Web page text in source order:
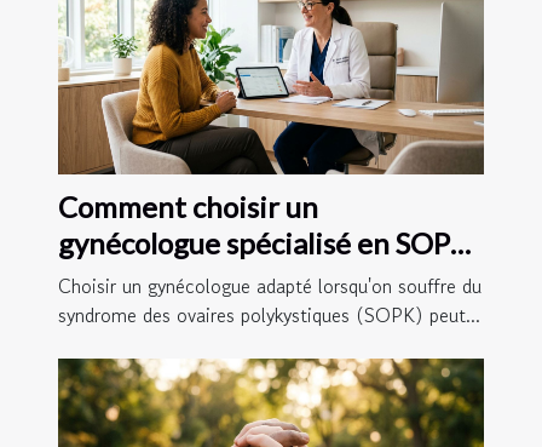
Comment choisir un
gynécologue spécialisé en SOPK
?
Choisir un gynécologue adapté lorsqu'on souffre du
syndrome des ovaires polykystiques (SOPK) peut...